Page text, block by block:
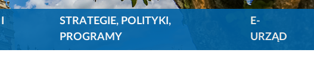
STRATEGIE, POLITYKI,
PROGRAMY
E-
URZĄD